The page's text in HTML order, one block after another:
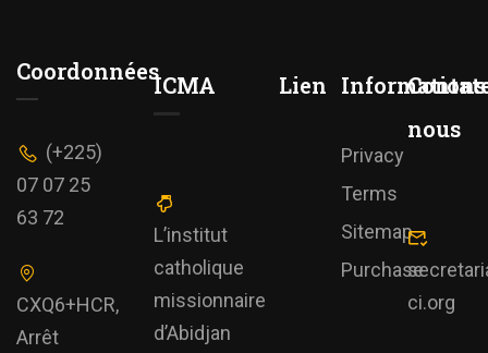
Coordonnées
(+225)
07 07 25
63 72
CXQ6+HCR,
Arrêt
ICMA
L’institut
catholique
missionnaire
d’Abidjan
Lien Informations
Privacy
Terms
Sitemap
Purchase
nous
ci.org